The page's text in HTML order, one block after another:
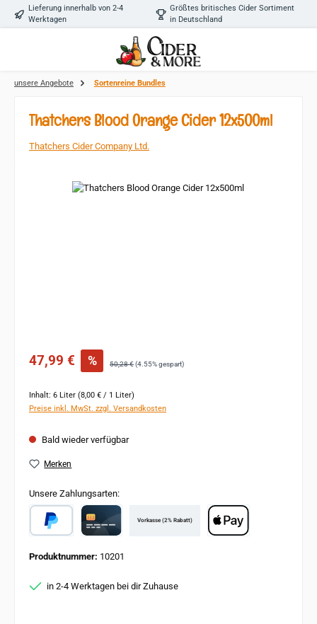
Zum Hauptinhalt springen
Lieferung innerhalb von 2-4
Werktagen
Größtes britisches Cider Sortiment
in Deutschland
unsere Angebote Sortenreine Bundles
Thatchers Blood Orange Cider 12x500ml
Thatchers Cider Company Ltd.
Bildergalerie überspringen
Verkaufspreis:
47,99 € % Regulärer Preis:
50,28 €(4.55% gespart)
Inhalt: 6 Liter (8,00 € / 1 Liter)
Preise inkl. MwSt. zzgl. Versandkosten
Bald wieder verfügbar
Merken
Unsere Zahlungsarten:
Vorkasse (2% Rabatt)
Produktnummer: 10201
in 2-4 Werktagen bei dir Zuhause